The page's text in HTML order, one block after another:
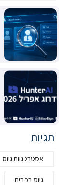
תגיות
אסטרטגיות גיוס
גיוס בכירים